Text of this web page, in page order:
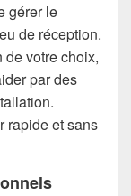
gérer le
de réception.
de votre choix,
par des
rapide et sans